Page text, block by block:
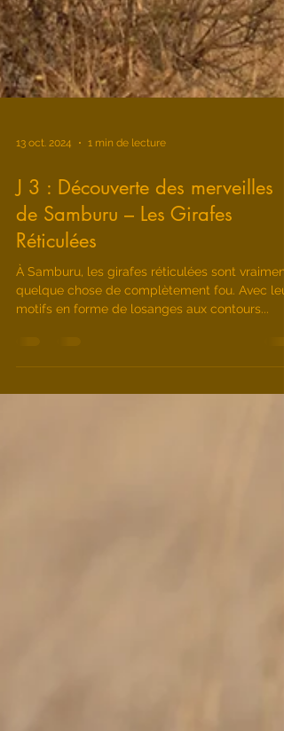
13 oct. 2024 1 min de lecture
J 3 : Découverte des merveilles
de Samburu – Les Girafes
Réticulées
quelque chose de complètement fou. Avec